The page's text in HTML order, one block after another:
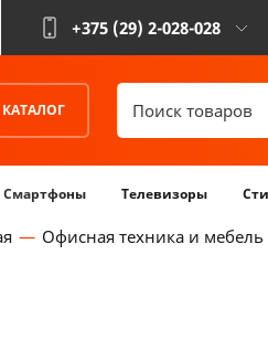
+375 (29) 2-028-028
КАТАЛОГ
Смартфоны Телевизоры
Офисная техника и мебель